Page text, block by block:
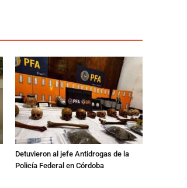
Detuvieron al jefe Antidrogas de la
Policía Federal en Córdoba